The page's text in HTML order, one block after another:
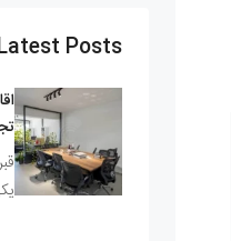
Posts